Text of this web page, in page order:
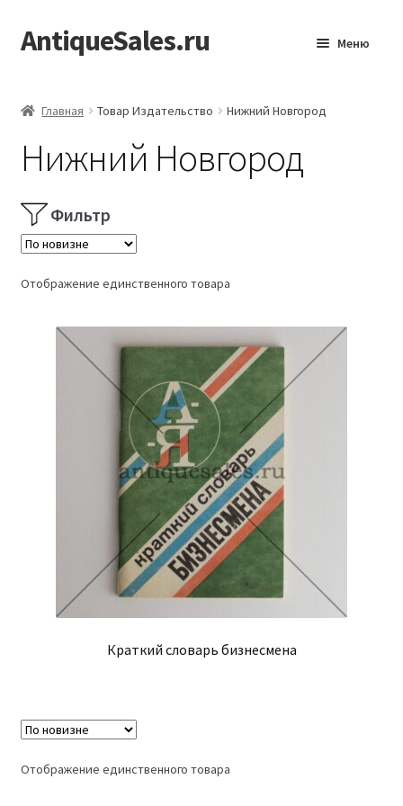
Перейти
к
Перейти
к
AntiqueSales.ru Меню
Главная Товар Издательство Нижний Новгород
Нижний Новгород
Фильтр
Отображение единственного товара
Краткий словарь бизнесмена
Отображение единственного товара